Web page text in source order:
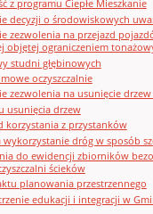
z programu Ciepłe Mieszkanie
decyzji o środowiskowych
zezwolenia na przejazd
objętej ograniczeniem
studni głębinowych
oczyszczalnie
zezwolenia na usunięcie
usunięcia drzew
korzystania z przystanków
dróg w sposób
do ewidencji zbiorników
ścieków
planowania przestrzennego
edukacji i integracji w